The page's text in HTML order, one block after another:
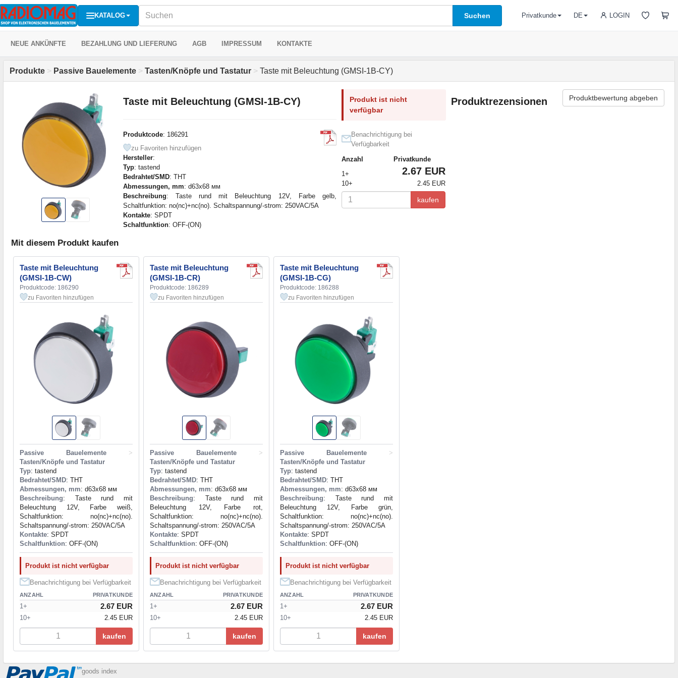
KATALOG Suchen LOGIN
Privatkunde DE
NEUE ANKÜNFTE BEZAHLUNG UND LIEFERUNG AGB IMPRESSUM KONTAKTE
Produkte > Passive Bauelemente > Tasten/Knöpfe und Tastatur > Taste mit Beleuchtung (GMSI-1B-CY)
Taste mit Beleuchtung (GMSI-1B-CY)
Produktcode: 186291
zu Favoriten hinzufügen
Hersteller:
Typ: tastend
Bedrahtet/SMD: THT
Abmessungen, mm: d63x68 мм
Beschreibung: Taste rund mit Beleuchtung 12V, Farbe gelb,
Schaltfunktion: no(nc)+nc(no). Schaltspannung/-strom: 250VAC/5A
Kontakte: SPDT
Schaltfunktion: OFF-(ON)
Produkt ist nicht
verfügbar
Benachrichtigung bei
Verfügbarkeit
Anzahl
Privatkunde
1+
2.67 EUR
10+ 2.45 EUR
kaufen
Produktrezensionen Produktbewertung abgeben
Mit diesem Produkt kaufen
Taste mit Beleuchtung
(GMSI-1B-CW)
Produktcode: 186290
zu Favoriten hinzufügen
Passive Bauelemente
>
Tasten/Knöpfe und Tastatur
Typ: tastend
Bedrahtet/SMD: THT
Abmessungen, mm: d63x68 мм
Beschreibung: Taste rund mit
Beleuchtung 12V, Farbe weiß,
Schaltfunktion: no(nc)+nc(no).
Schaltspannung/-strom: 250VAC/5A
Kontakte: SPDT
Schaltfunktion: OFF-(ON)
Produkt ist nicht verfügbar
Benachrichtigung bei Verfügbarkeit
ANZAHL PRIVATKUNDE
1+ 2.67 EUR
10+ 2.45 EUR
kaufen
Taste mit Beleuchtung
(GMSI-1B-CR)
Produktcode: 186289
zu Favoriten hinzufügen
Passive Bauelemente
>
Tasten/Knöpfe und Tastatur
Typ: tastend
Bedrahtet/SMD: THT
Abmessungen, mm: d63x68 мм
Beschreibung: Taste rund mit
Beleuchtung 12V, Farbe rot,
Schaltfunktion: no(nc)+nc(no).
Schaltspannung/-strom: 250VAC/5A
Kontakte: SPDT
Schaltfunktion: OFF-(ON)
Produkt ist nicht verfügbar
Benachrichtigung bei Verfügbarkeit
ANZAHL PRIVATKUNDE
1+ 2.67 EUR
10+ 2.45 EUR
kaufen
Taste mit Beleuchtung
(GMSI-1B-CG)
Produktcode: 186288
zu Favoriten hinzufügen
Passive Bauelemente
>
Tasten/Knöpfe und Tastatur
Typ: tastend
Bedrahtet/SMD: THT
Abmessungen, mm: d63x68 мм
Beschreibung: Taste rund mit
Beleuchtung 12V, Farbe grün,
Schaltfunktion: no(nc)+nc(no).
Schaltspannung/-strom: 250VAC/5A
Kontakte: SPDT
Schaltfunktion: OFF-(ON)
Produkt ist nicht verfügbar
Benachrichtigung bei Verfügbarkeit
ANZAHL PRIVATKUNDE
1+ 2.67 EUR
10+ 2.45 EUR
kaufen
goods index